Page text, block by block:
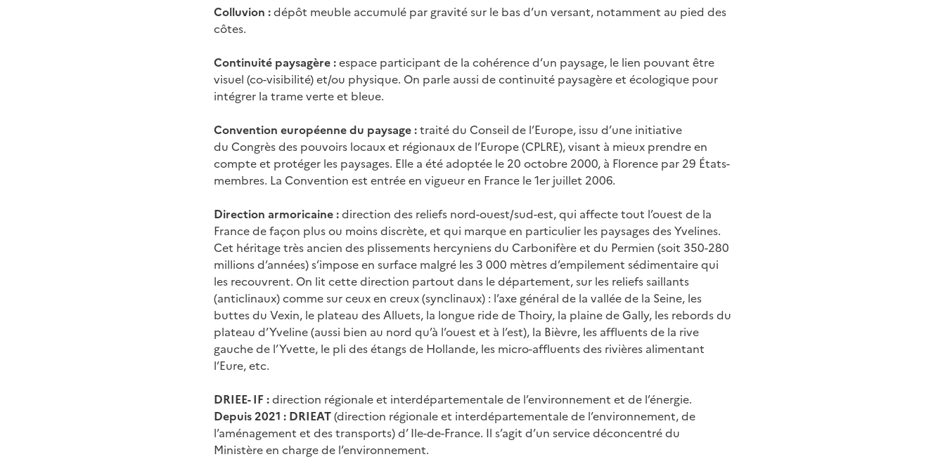
Colluvion :dépôt meuble accumulé par gravité sur le bas d’un versant, notamment au pied des
côtes.
Continuité paysagère :espace participant de la cohérence d’un paysage, le lien pouvant être
visuel (co-visibilité) et/ou physique. On parle aussi de continuité paysagère et écologique pour
intégrer la trame verte et bleue.
Convention européenne du paysage :traité du Conseil de l’Europe, issu d’une initiative
du Congrès des pouvoirs locaux et régionaux de l’Europe (CPLRE), visant à mieux prendre en
compte et protéger les paysages. Elle a été adoptée le 20 octobre 2000, à Florence par 29 États-
membres. La Convention est entrée en vigueur en France le 1er juillet 2006.
Direction armoricaine :direction des reliefs nord-ouest/sud-est, qui affecte tout l’ouest de la
France de façon plus ou moins discrète, et qui marque en particulier les paysages des Yvelines.
Cet héritage très ancien des plissements hercyniens du Carbonifère et du Permien (soit 350-280
millions d’années) s’impose en surface malgré les 3 000 mètres d’empilement sédimentaire qui
les recouvrent. On lit cette direction partout dans le département, sur les reliefs saillants
(anticlinaux) comme sur ceux en creux (synclinaux) : l’axe général de la vallée de la Seine, les
buttes du Vexin, le plateau des Alluets, la longue ride de Thoiry, la plaine de Gally, les rebords du
plateau d’Yveline (aussi bien au nord qu’à l’ouest et à l’est), la Bièvre, les affluents de la rive
gauche de l’Yvette, le pli des étangs de Hollande, les micro-affluents des rivières alimentant
l’Eure, etc.
DRIEE- IF :direction régionale et interdépartementale de l’environnement et de l’énergie.
Depuis 2021 : DRIEAT(direction régionale et interdépartementale de l’environnement, de
l’aménagement et des transports) d’ Ile-de-France. Il s’agit d’un service déconcentré du
Ministère en charge de l’environnement.